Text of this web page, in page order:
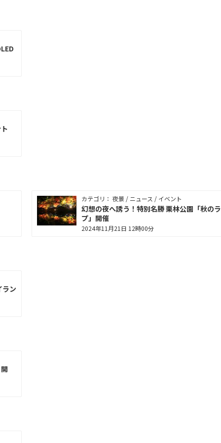
カテゴリ： 夜景 / ニュース / イベント
幻想の夜へ誘う！特別名勝 栗林公園「秋の
プ」開催
2024年11月21日 12時00分
ラン